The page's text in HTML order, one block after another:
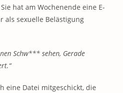
hat am Wochenende eine E-
als sexuelle Belästigung
Schw*** sehen, Gerade
eine Datei mitgeschickt, die